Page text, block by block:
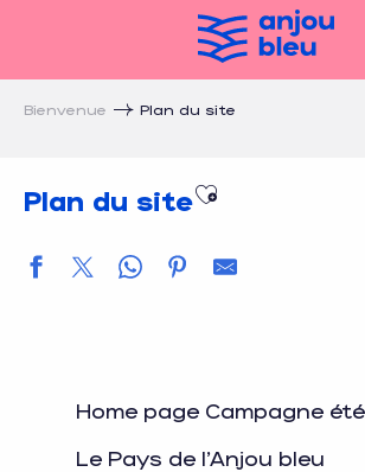
Bienvenue Plan du site
Plan du siteAjouter aux
Home page Campagne
Le Pays de l'Anjou bleu